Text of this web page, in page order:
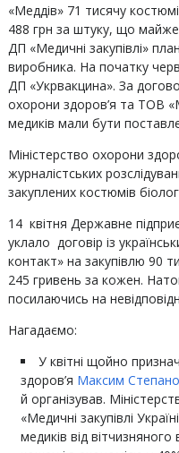
«Меддів» 71 тисячу
488 грн за штуку, що
ДП «Медичні закупівлі»
виробника. На початку
ДП «Укрвакцина». За
охорони здоров’я та ТОВ
медиків мали бути
Міністерство охорони
журналістських
закуплених костюмів
14 квітня Державне
уклало договір із
контакт» на закупівлю 90
245 гривень за кожен.
посилаючись на
Нагадаємо:
У квітні щойно
здоров’я Максим
й організував.
«Медичні закупівлі
медиків від